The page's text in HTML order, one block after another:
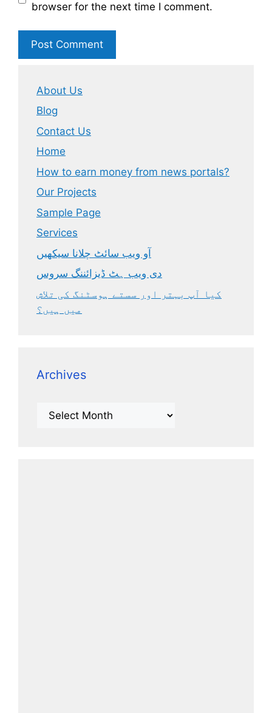
browser for the next time I comment.
About Us
Blog
Contact Us
Home
How to earn money from news portals?
Our Projects
Sample Page
Services
آو ویب سائٹ چلانا سیکھیں
دی ویب ہٹ ڈیزائننگ سروس
کیا آپ بہتر اور سستے ہوسٹنگ کی تلاش
میں ہیں؟
Archives
Archives